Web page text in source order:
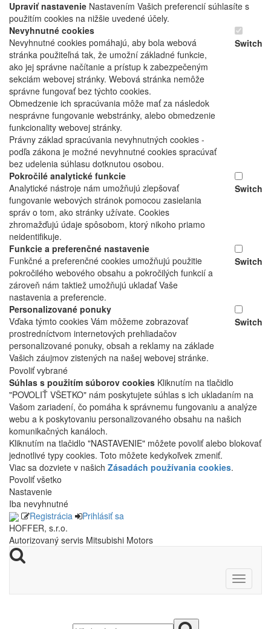
Upraviť nastavenie Nastavením Vašich preferencií súhlasíte s
použitím cookies na nižšie uvedené účely.
Nevyhnutné cookies
Nevyhnutné cookies pomáhajú, aby bola webová
stránka použiteľná tak, že umožní základné funkcie,
ako jej správne načítanie a prístup k zabezpečeným
sekciám webovej stránky. Webová stránka nemôže
správne fungovať bez týchto cookies.
Obmedzenie ich spracúvania môže mať za následok
nesprávne fungovanie webstránky, alebo obmedzenie
funkcionality webovej stránky.
Právny základ spracúvania nevyhnutných cookies -
podľa zákona je možné nevyhnutné cookies spracúvať
bez udelenia súhlasu dotknutou osobou.
Switch
Pokročilé analytické funkcie
Analytické nástroje nám umožňujú zlepšovať
fungovanie webových stránok pomocou zasielania
správ o tom, ako stránky užívate. Cookies
zhromažďujú údaje spôsobom, ktorý nikoho priamo
neidentifikuje.
Switch
Funkcie a preferenčné nastavenie
Funkčné a preferenčné cookies umožňujú použitie
pokročilého webového obsahu a pokročilých funkcií a
zároveň nám taktiež umožňujú ukladať Vaše
nastavenia a preferencie.
Switch
Personalizované ponuky
Vďaka týmto cookies Vám môžeme zobrazovať
prostredníctvom internetových prehliadačov
personalizované ponuky, obsah a reklamy na základe
Vašich záujmov zistených na našej webovej stránke.
Switch
Povoliť vybrané
Súhlas s použitím súborov cookies Kliknutím na tlačidlo
"POVOLIŤ VŠETKO" nám poskytujete súhlas s ich ukladaním na
Vašom zariadení, čo pomáha k správnemu fungovaniu a analýze
webu a k poskytovaniu personalizovaného obsahu na našich
komunikačných kanáloch.
Kliknutím na tlačidlo "NASTAVENIE" môžete povoliť alebo blokovať
jednotlivé typy cookies. Toto môžete kedykoľvek zmeniť.
Viac sa dozviete v našich Zásadách používania cookies.
Povoliť všetko
Nastavenie
Iba nevyhnutné
Registrácia
Prihlásiť sa
HOFFER, s.r.o.
Autorizovaný servis Mitsubishi Motors